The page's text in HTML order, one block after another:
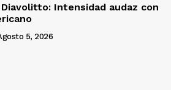
Intensidad audaz con
5, 2026